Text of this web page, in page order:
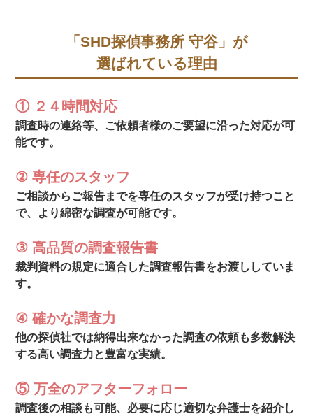
「SHD探偵事務所 守谷」が
選ばれている理由
① ２４時間対応
調査時の連絡等、ご依頼者様のご要望に沿った対応が可
能です。
② 専任のスタッフ
ご相談からご報告までを専任のスタッフが受け持つこと
で、より綿密な調査が可能です。
③ 高品質の調査報告書
裁判資料の規定に適合した調査報告書をお渡ししていま
す。
④ 確かな調査力
他の探偵社では納得出来なかった調査の依頼も多数解決
する高い調査力と豊富な実績。
⑤ 万全のアフターフォロー
調査後の相談も可能、必要に応じ適切な弁護士を紹介し